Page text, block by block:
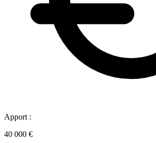
Apport :
40 000 €